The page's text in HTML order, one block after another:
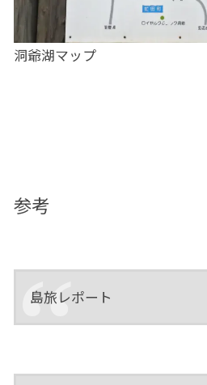
洞爺湖マップ
参考
島旅レポート